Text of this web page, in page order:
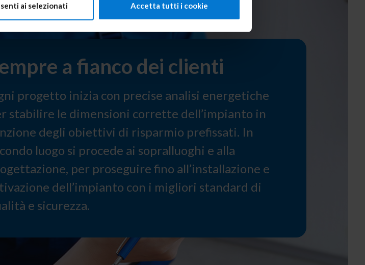
ai selezionati Accetta tutti i cookie
a fianco dei clienti
progetto inizia con precise analisi energetiche
stabilire le dimensioni corrette dell’impianto in
degli obiettivi di risparmio prefissati. In
luogo si procede ai sopralluoghi e alla
per proseguire fino all’installazione e
dell’impianto con i migliori standard di
e sicurezza.